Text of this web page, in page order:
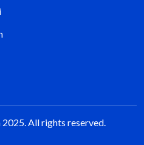
All rights reserved.